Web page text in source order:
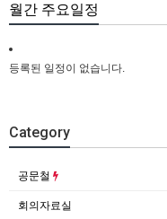
월간 주요일정
등록된 일정이 없습니다.
Category
공문철
회의자료실